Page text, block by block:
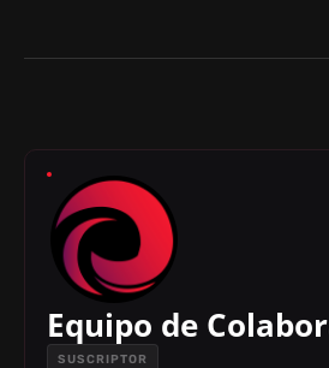
Equipo de
SUSCRIPTOR